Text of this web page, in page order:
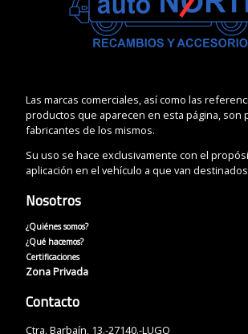
Las marcas comerciales, así como las
productos que aparecen en esta página, son
fabricantes de los mismos.
Su uso se hace exclusivamente con el
aplicación en el vehículo a que van
Nosotros
¿Quiénes somos?
¿Qué hacemos?
Certificaciones
Zona Privada
Contacto
Ctra. Barbaín, 13.-27140.-LUGO